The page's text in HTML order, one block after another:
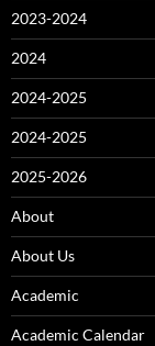
2023-2024
2024
2024-2025
2024-2025
2025-2026
About
About Us
Academic
Academic Calendar